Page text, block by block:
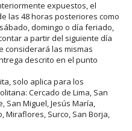
expuestos, el
las 48 horas posteriores como
domingo o día feriado,
a partir del siguiente día
considerará las mismas
descrito en el punto
solo aplica para los
Cercado de Lima, San
San Miguel, Jesús María,
Miraflores, Surco, San Borja,